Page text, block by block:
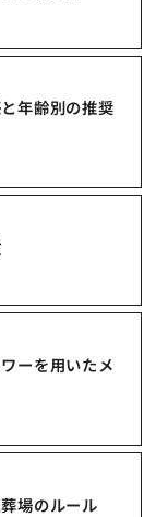
年齢別の推奨
ーを用いたメ
場のルール